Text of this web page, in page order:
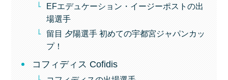
EFエデュケーション・イージーポストの出
場選手
留目 夕陽選手 初めての宇都宮ジャパンカッ
プ！
コフィディス Cofidis